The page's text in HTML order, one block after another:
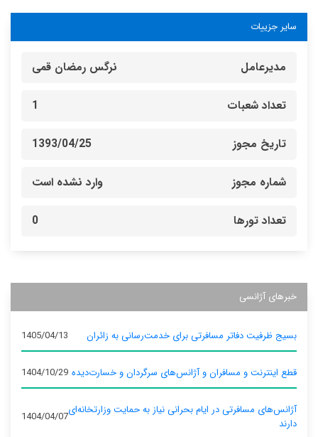
سایر جزییات
مدیرعامل نرگس رمضان قمی
تعداد شعبات 1
تاریخ مجوز 1393/04/25
شماره مجوز وارد نشده است
تعداد تورها 0
خبرهای آژانسی
بسیج ظرفیت دفاتر مسافرتی برای خدمت‌رسانی به زائران 1405/04/13
قطع اینترنت و مسافران و آژانس‌های سرگردان و خسارت‌دیده 1404/10/29
آژانس‌های مسافرتی در ایام بحرانی نیاز به حمایت وزارتخانه‌ای
دارند
1404/04/07